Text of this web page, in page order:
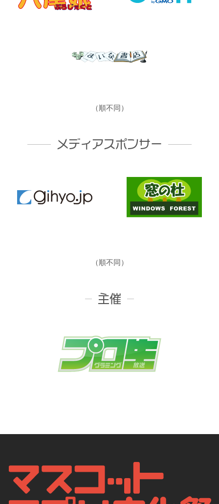
（順不同）
メディアスポンサー
（順不同）
主催